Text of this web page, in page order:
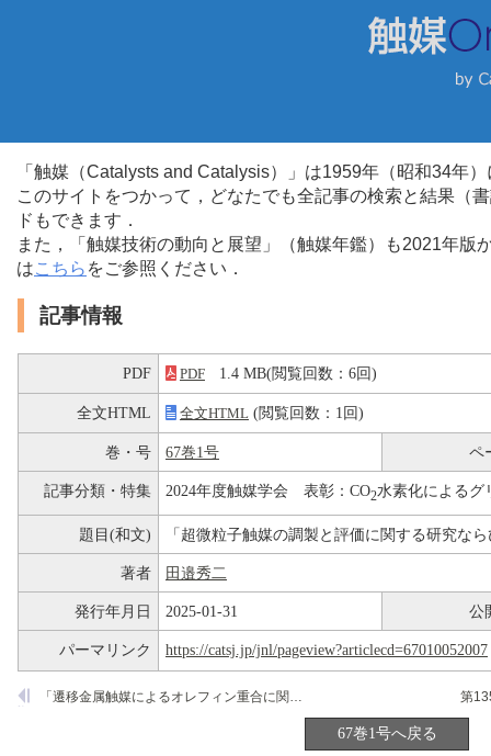
「触媒（Catalysts and Catalysis）」は1959年（昭和34年
このサイトをつかって，どなたでも全記事の検索と結果（
ドもできます．
また，「触媒技術の動向と展望」（触媒年鑑）も2021年
はこちら をご参照ください．
記事情報
PDF PDF 1.4 MB(閲覧回数：6回)
全文HTML 全文HTML (閲覧回数：1回)
巻・号 67巻1号 ペ
記事分類・特集 2024年度触媒学会 表彰：CO2水素化によるグ
題目(和文) 「超微粒子触媒の調製と評価に関する研究な
著者 田邉秀二
発行年月日 2025-01-31 公
パーマリンク https://catsj.jp/jnl/pageview?articlecd=67010052007
「遷移金属触媒によるオレフィン重合に関する研究ならびに学会活動における貢献」
67巻1号へ戻る